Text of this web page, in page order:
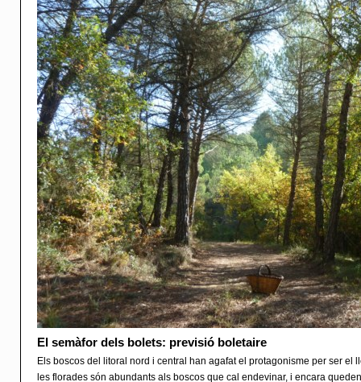
El semàfor dels bolets: previsió boletaire
Els boscos del litoral nord i central han agafat el protagonisme per ser el
les florades són abundants als boscos que cal endevinar, i encara